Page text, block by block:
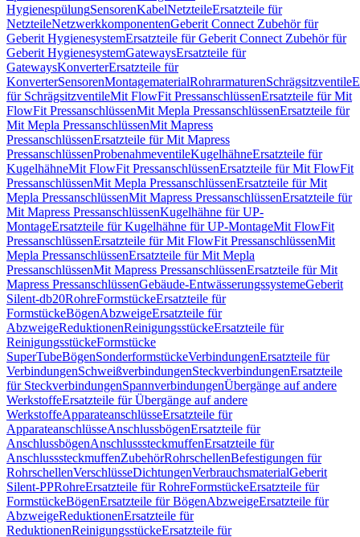
HygienespülungSensorenKabelNetzteileErsatzteile für
NetzteileNetzwerkkomponentenGeberit Connect Zubehör für
Geberit HygienesystemErsatzteile für Geberit Connect Zubehör für
Geberit HygienesystemGatewaysErsatzteile für
GatewaysKonverterErsatzteile für
KonverterSensorenMontagematerialRohrarmaturenSchrägsitzventile
für SchrägsitzventileMit FlowFit PressanschlüssenErsatzteile für Mit
FlowFit PressanschlüssenMit Mepla PressanschlüssenErsatzteile für
Mit Mepla PressanschlüssenMit Mapress
PressanschlüssenErsatzteile für Mit Mapress
PressanschlüssenProbenahmeventileKugelhähneErsatzteile für
KugelhähneMit FlowFit PressanschlüssenErsatzteile für Mit FlowFit
PressanschlüssenMit Mepla PressanschlüssenErsatzteile für Mit
Mepla PressanschlüssenMit Mapress PressanschlüssenErsatzteile für
Mit Mapress PressanschlüssenKugelhähne für UP-
MontageErsatzteile für Kugelhähne für UP-MontageMit FlowFit
PressanschlüssenErsatzteile für Mit FlowFit PressanschlüssenMit
Mepla PressanschlüssenErsatzteile für Mit Mepla
PressanschlüssenMit Mapress PressanschlüssenErsatzteile für Mit
Mapress PressanschlüssenGebäude-EntwässerungssystemeGeberit
Silent-db20RohreFormstückeErsatzteile für
FormstückeBögenAbzweigeErsatzteile für
AbzweigeReduktionenReinigungsstückeErsatzteile für
ReinigungsstückeFormstücke
SuperTubeBögenSonderformstückeVerbindungenErsatzteile für
VerbindungenSchweißverbindungenSteckverbindungenErsatzteile
für SteckverbindungenSpannverbindungenÜbergänge auf andere
WerkstoffeErsatzteile für Übergänge auf andere
WerkstoffeApparateanschlüsseErsatzteile für
ApparateanschlüsseAnschlussbögenErsatzteile für
AnschlussbögenAnschlusssteckmuffenErsatzteile für
AnschlusssteckmuffenZubehörRohrschellenBefestigungen für
RohrschellenVerschlüsseDichtungenVerbrauchsmaterialGeberit
Silent-PPRohreErsatzteile für RohreFormstückeErsatzteile für
FormstückeBögenErsatzteile für BögenAbzweigeErsatzteile für
AbzweigeReduktionenErsatzteile für
ReduktionenReinigungsstückeErsatzteile für